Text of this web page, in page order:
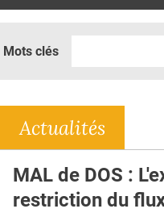
DOSSIERS
RÉSEAUX
E-REVUE SAD
Mots clés
Actualités
MAL de DOS :
restriction du